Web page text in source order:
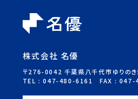
株式会社 名優
〒276-0042 千葉県八千代市ゆりの
TEL :047-480-6161 FAX : 047-